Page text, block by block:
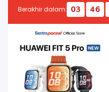
Berakhir dalam: 03 : 46 :